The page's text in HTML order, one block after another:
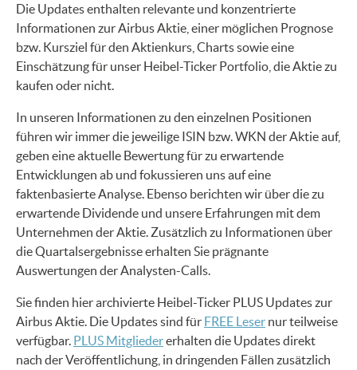
Die Updates enthalten relevante und konzentrierte
Informationen zur Airbus Aktie, einer möglichen Prognose
bzw. Kursziel für den Aktienkurs, Charts sowie eine
Einschätzung für unser Heibel-Ticker Portfolio, die Aktie zu
kaufen oder nicht.
In unseren Informationen zu den einzelnen Positionen
führen wir immer die jeweilige ISIN bzw. WKN der Aktie auf,
geben eine aktuelle Bewertung für zu erwartende
Entwicklungen ab und fokussieren uns auf eine
faktenbasierte Analyse. Ebenso berichten wir über die zu
erwartende Dividende und unsere Erfahrungen mit dem
Unternehmen der Aktie. Zusätzlich zu Informationen über
die Quartalsergebnisse erhalten Sie prägnante
Auswertungen der Analysten-Calls.
Sie finden hier archivierte Heibel-Ticker PLUS Updates zur
Airbus Aktie. Die Updates sind für FREE Leser nur teilweise
verfügbar. PLUS Mitgliedererhalten die Updates direkt
nach der Veröffentlichung, in dringenden Fällen zusätzlich